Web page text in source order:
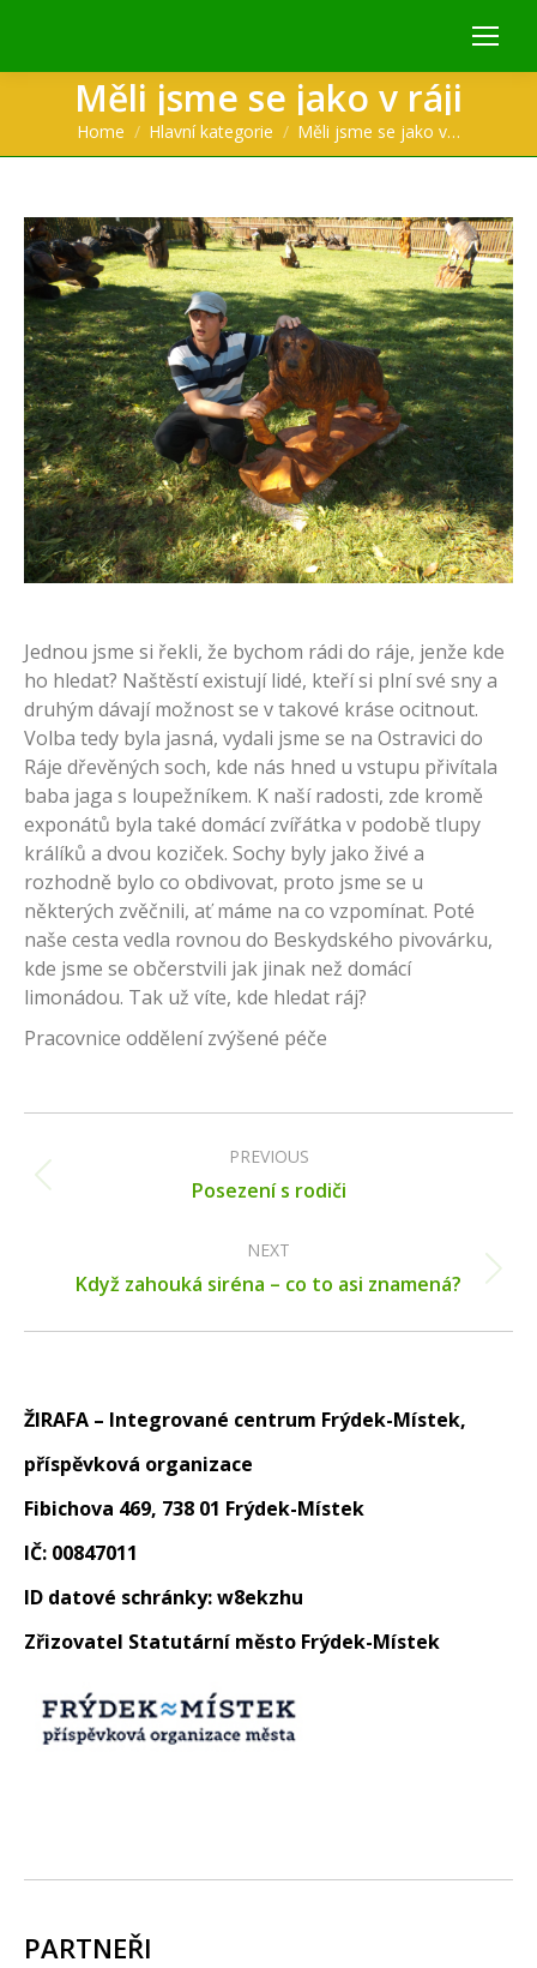
Měli jsme se jako v ráji
You are here:
Home Hlavní kategorie Měli jsme se jako v…
Jednou jsme si řekli, že bychom rádi do ráje, jenže kde
ho hledat? Naštěstí existují lidé, kteří si plní své sny a
druhým dávají možnost se v takové kráse ocitnout.
Volba tedy byla jasná, vydali jsme se na Ostravici do
Ráje dřevěných soch, kde nás hned u vstupu přivítala
baba jaga s loupežníkem. K naší radosti, zde kromě
exponátů byla také domácí zvířátka v podobě tlupy
králíků a dvou koziček. Sochy byly jako živé a
rozhodně bylo co obdivovat, proto jsme se u
některých zvěčnili, ať máme na co vzpomínat. Poté
naše cesta vedla rovnou do Beskydského pivovárku,
kde jsme se občerstvili jak jinak než domácí
limonádou. Tak už víte, kde hledat ráj?
Pracovnice oddělení zvýšené péče
navigation
PREVIOUS
Previous
Posezení s rodiči
NEXT
Next
Když zahouká siréna – co to asi znamená?
ŽIRAFA – Integrované centrum Frýdek-Místek,
příspěvková organizace
Fibichova 469, 738 01 Frýdek-Místek
IČ: 00847011
ID datové schránky: w8ekzhu
Zřizovatel Statutární město Frýdek-Místek
PARTNEŘI